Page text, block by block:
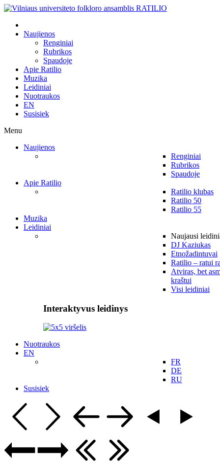
Naujienos
Renginiai
Rubrikos
Spaudoje
Apie Ratilio
Muzika
Leidiniai
Nuotraukos
EN
Susisiek
Menu
Naujienos
Renginiai
Rubrikos
Spaudoje
Apie Ratilio
Ratilio klubas
Ratilio 50
Ratilio 55
Muzika
Leidiniai
Naujausi
DJ Kaziukas
Etnožadintuvai
Ratilio – ratui
Atviras, bet
kraštui
Visi leidiniai
Interaktyvus leidinys
Nuotraukos
EN
FR
DE
RU
Susisiek